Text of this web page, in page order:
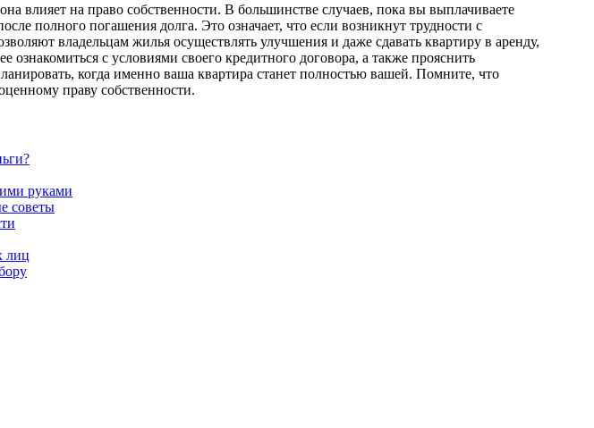
на право собственности. В большинстве случаев, пока вы выплачиваете
полного погашения долга. Это означает, что если возникнут трудности с
владельцам жилья осуществлять улучшения и даже сдавать квартиру в аренду,
с условиями своего кредитного договора, а также прояснить
когда именно ваша квартира станет полностью вашей. Помните, что
праву собственности.
руками
советы
лиц